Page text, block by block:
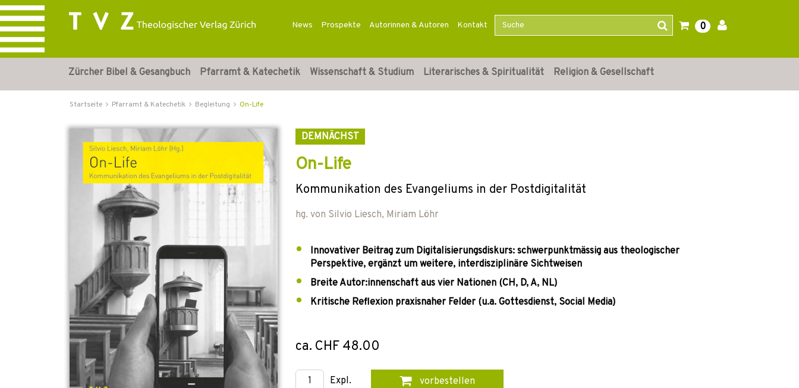
News Prospekte Autorinnen & Autoren Kontakt 0
Zürcher Bibel & Gesangbuch Pfarramt & Katechetik Wissenschaft & Studium Literarisches & Spiritualität Religion & Gesellschaft
Startseite Pfarramt & Katechetik Begleitung On-Life
DEMNÄCHST
On-Life
Kommunikation des Evangeliums in der Postdigitalität
hg. von Silvio Liesch, Miriam Löhr
Innovativer Beitrag zum Digitalisierungsdiskurs: schwerpunktmässig aus theologischer
Perspektive, ergänzt um weitere, interdisziplinäre Sichtweisen
Breite Autor:innenschaft aus vier Nationen (CH, D, A, NL)
Kritische Reflexion praxisnaher Felder (u.a. Gottesdienst, Social Media)
ca. CHF 48.00
Expl. vorbestellen